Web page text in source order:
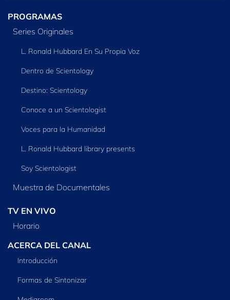
PROGRAMAS
Series Originales
L. Ronald Hubbard En Su Propia Voz
Dentro de Scientology
Destino: Scientology
Conoce a un Scientologist
Voces para la Humanidad
L. Ronald Hubbard library presents
Soy Scientologist
Muestra de Documentales
TV EN VIVO
Horario
ACERCA DEL CANAL
Introducción
Formas de Sintonizar